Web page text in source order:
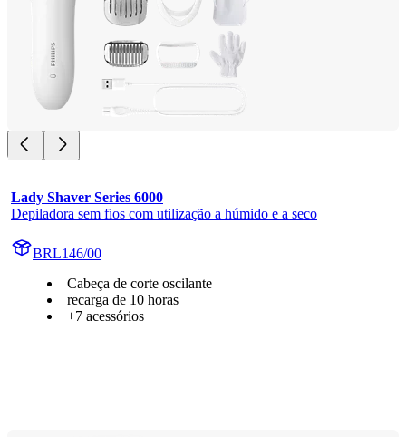
Lady Shaver Series 6000
Depiladora sem fios com utilização a húmido e a seco
BRL146/00
Cabeça de corte oscilante
recarga de 10 horas
+7 acessórios